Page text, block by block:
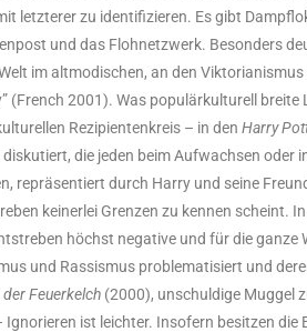
letz­te­rer zu iden­ti­fi­zie­ren. Es gibt
und das Flohnetz­werk. Beson­ders
im alt­mo­di­schen, an den
(French 2001). Was popu­lär­kul­tu­rell
Rezi­pi­en­ten­kreis – in denHar­ry
dis­ku­tiert, die jeden beim Auf­wach­sen
reprä­sen­tiert durch Har­ry und sei­ne
kei­ner­lei Gren­zen zu ken­nen scheint.
höchst nega­ti­ve und für die gan­ze
und Ras­sis­mus pro­ble­ma­ti­siert und
Feu­er­kelch (2000), unschul­di­ge Mug­gel
Igno­rie­ren ist leich­ter. Inso­fern besit­zen